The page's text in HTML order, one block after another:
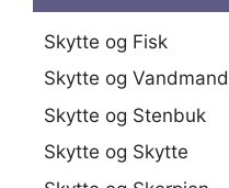
Skytte og Fisk
Skytte og Vandmand
Skytte og Stenbuk
Skytte og Skytte